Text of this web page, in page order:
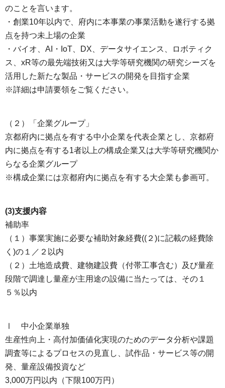
のことを言います。
・創業10年以内で、府内に本事業の事業活動を遂行する拠
点を持つ未上場の企業
・バイオ、AI・IoT、DX、データサイエンス、ロボティク
ス、xR等の最先端技術又は大学等研究機関の研究シーズを
活用した新たな製品・サービスの開発を目指す企業
※詳細は申請要領をご覧ください。
（２）「企業グループ」
京都府内に拠点を有する中小企業を代表企業とし、京都府
内に拠点を有する1者以上の構成企業又は大学等研究機関か
らなる企業グループ
※構成企業には京都府内に拠点を有する大企業も参画可。
(3)支援内容
補助率
（１）事業実施に必要な補助対象経費((２)に記載の経費除
く)の１／２以内
（２）土地造成費、建物建設費（付帯工事含む）及び量産
段階で調達し量産が主用途の設備に当たっては、その１
５％以内
Ⅰ 中小企業単独
生産性向上・高付加価値化実現のためのデータ分析や課題
調査等によるプロセスの見直し、試作品・サービス等の開
発、量産設備投資など
3,000万円以内（下限100万円）